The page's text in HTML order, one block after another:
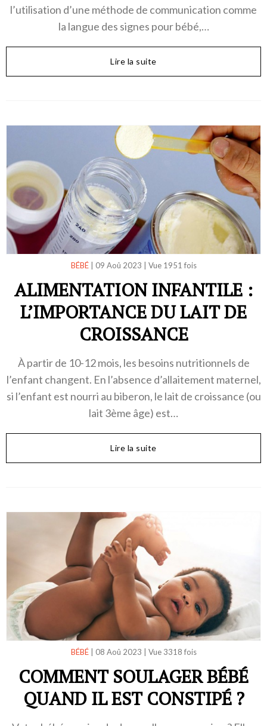
l’utilisation d’une méthode de communication comme
la langue des signes pour bébé,…
Lire la suite
BÉBÉ| 09 Aoû 2023 Vue 1951 fois
ALIMENTATION INFANTILE :
L’IMPORTANCE DU LAIT DE
CROISSANCE
À partir de 10-12 mois, les besoins nutritionnels de
l’enfant changent. En l’absence d’allaitement maternel,
si l’enfant est nourri au biberon, le lait de croissance (ou
lait 3ème âge) est…
Lire la suite
BÉBÉ| 08 Aoû 2023 Vue 3318 fois
COMMENT SOULAGER BÉBÉ
QUAND IL EST CONSTIPÉ ?